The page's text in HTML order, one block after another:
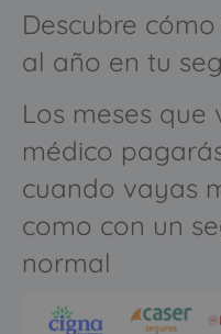
Descubre
al año en tu
Los meses
médico
cuando vayas
como con un
normal